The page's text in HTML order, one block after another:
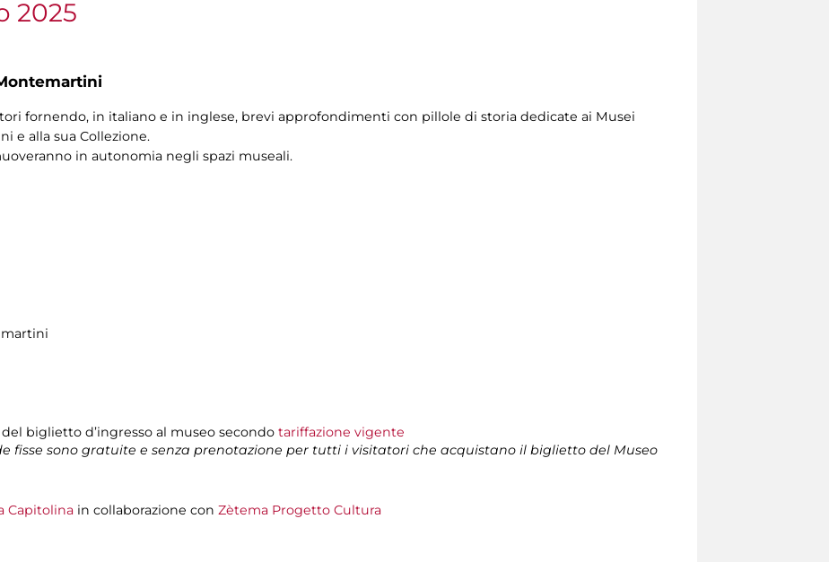
2025
fornendo, in italiano e in inglese, brevi approfondimenti con pillole di storia dedicate ai Musei
e alla sua Collezione.
in autonomia negli spazi museali.
biglietto d’ingresso al museo secondo tariffazione vigente
fisse sono gratuite e senza prenotazione per tutti i visitatori che acquistano il biglietto del Museo
Capitolina in collaborazione con Zètema Progetto Cultura